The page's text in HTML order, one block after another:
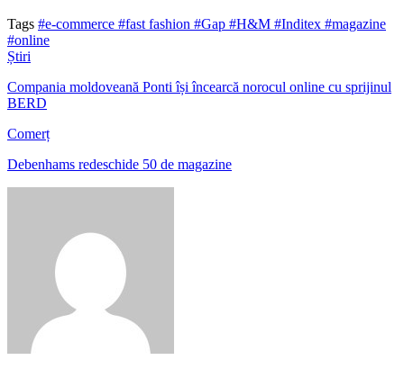
Tags #e-commerce #fast fashion #Gap #H&M #Inditex #magazine
#online
Știri
Compania moldoveană Ponti își încearcă norocul online cu sprijinul
BERD
Comerț
Debenhams redeschide 50 de magazine